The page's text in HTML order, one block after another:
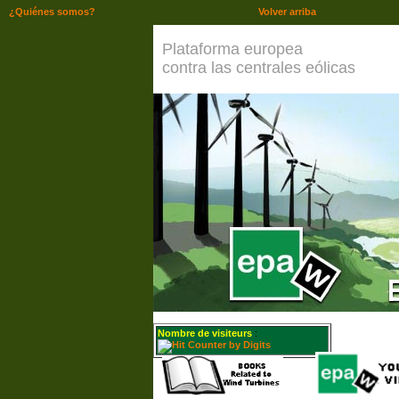
Plataforma europea
contra las centrales eólicas
Nombre de visiteurs :
Volver arriba
¿Quiénes somos?